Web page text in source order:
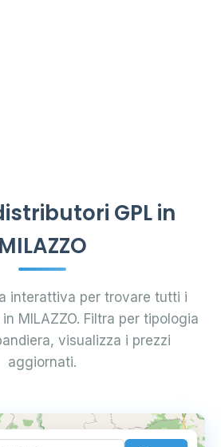
GPL in
MILAZZO
interattiva per trovare tutti i
MILAZZO. Filtra per tipologia
visualizza i prezzi
aggiornati.